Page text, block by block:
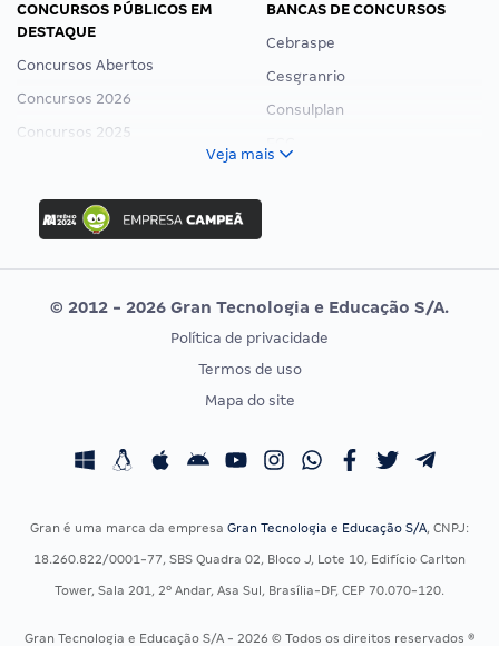
CONCURSOS PÚBLICOS EM
DESTAQUE
Concursos Abertos
Concursos 2026
Concursos 2025
Concurso Ibama
Concurso MPU
Editais publicados
BANCAS DE CONCURSOS
Cebraspe
Cesgranrio
Consulplan
Vunesp
CONCURSOS POR PROFISSÃO
Concursos Fiscais
Concursos Saúde
EXAME DE ORDEM
Calendário OAB
Veja mais
© 2012 - 2026 Gran Tecnologia e Educação S/A.
Política de privacidade
Termos de uso
Mapa do site
Gran é uma marca da empresa Gran Tecnologia e Educação S/A, CNPJ:
18.260.822/0001-77, SBS Quadra 02, Bloco J, Lote 10, Edifício Carlton
Tower, Sala 201, 2º Andar, Asa Sul, Brasília-DF, CEP 70.070-120.
Gran Tecnologia e Educação S/A - 2026 © Todos os direitos reservados ®